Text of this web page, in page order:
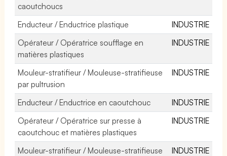
caoutchoucs
Enducteur / Enductrice plastique
INDUSTRIE
Opérateur / Opératrice soufflage en
matières plastiques
INDUSTRIE
Mouleur-stratifieur / Mouleuse-stratifieuse
par pultrusion
INDUSTRIE
Enducteur / Enductrice en caoutchouc
INDUSTRIE
Opérateur / Opératrice sur presse à
caoutchouc et matières plastiques
INDUSTRIE
Mouleur-stratifieur / Mouleuse-stratifieuse
INDUSTRIE